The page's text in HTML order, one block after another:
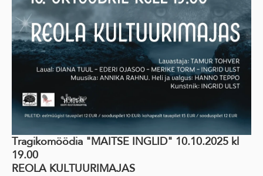
Tragikomöödia "MAITSE INGLID" 10.10.2025 kl
19.00
REOLA KULTUURIMAJAS